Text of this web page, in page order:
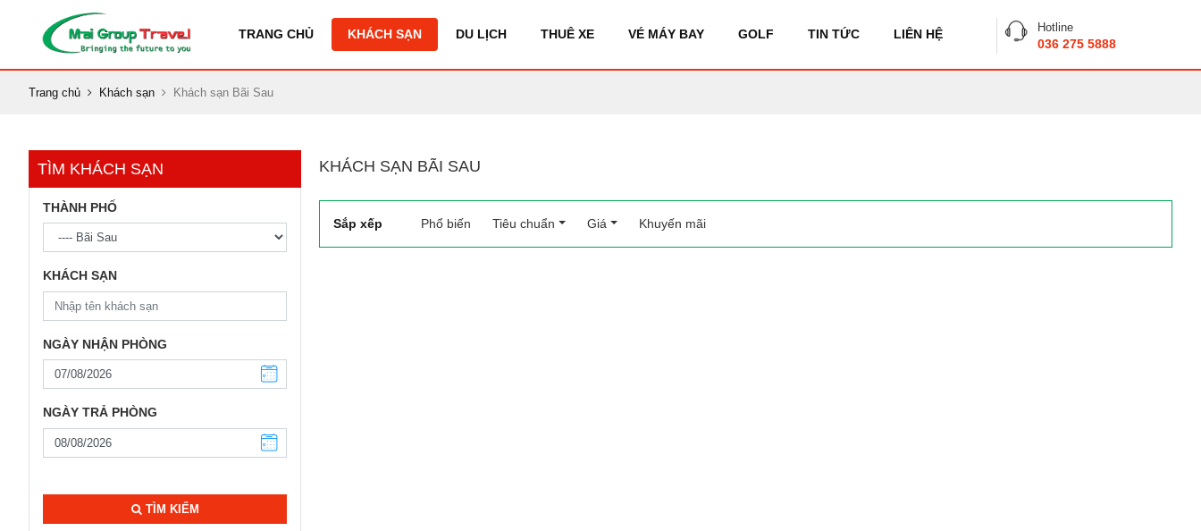
TRANG CHỦ KHÁCH SẠN DU LỊCH THUÊ XE VÉ MÁY BAY GOLF TIN TỨC LIÊN HỆ Hotline
036 275 5888
Trang chủ Khách sạn Khách sạn Bãi Sau
KHÁCH SẠN BÃI SAU
Sắp xếp Phổ biến (current)
Tiêu chuẩn Giá Khuyến mãi
TÌM KHÁCH SẠN
THÀNH PHỐ
KHÁCH SẠN
NGÀY NHẬN PHÒNG
NGÀY TRẢ PHÒNG
TÌM KIẾM